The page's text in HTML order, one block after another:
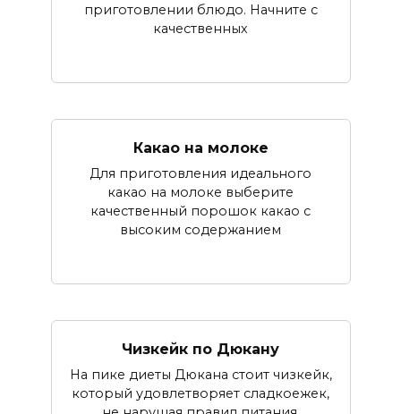
приготовлении блюдо. Начните с
качественных
Какао на молоке
Для приготовления идеального
какао на молоке выберите
качественный порошок какао с
высоким содержанием
Чизкейк по Дюкану
На пике диеты Дюкана стоит чизкейк,
который удовлетворяет сладкоежек,